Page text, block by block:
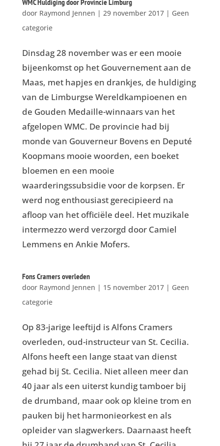
WMC Huldiging door Provincie Limburg
door Raymond Jennen | 29 november 2017| Geen
categorie
Dinsdag 28 november was er een mooie
bijeenkomst op het Gouvernement aan de
Maas, met hapjes en drankjes, de huldiging
van de Limburgse Wereldkampioenen en
de Gouden Medaille-winnaars van het
afgelopen WMC. De provincie had bij
monde van Gouverneur Bovens en Deputé
Koopmans mooie woorden, een boeket
bloemen en een mooie
waarderingssubsidie voor de korpsen. Er
werd nog enthousiast gerecipieerd na
afloop van het officiële deel. Het muzikale
intermezzo werd verzorgd door Camiel
Lemmens en Ankie Mofers.
Fons Cramers overleden
door Raymond Jennen | 15 november 2017| Geen
categorie
Op 83-jarige leeftijd is Alfons Cramers
overleden, oud-instructeur van St. Cecilia.
Alfons heeft een lange staat van dienst
gehad bij St. Cecilia. Niet alleen meer dan
40 jaar als een uiterst kundig tamboer bij
de drumband, maar ook op kleine trom en
pauken bij het harmonieorkest en als
opleider van slagwerkers. Daarnaast heeft